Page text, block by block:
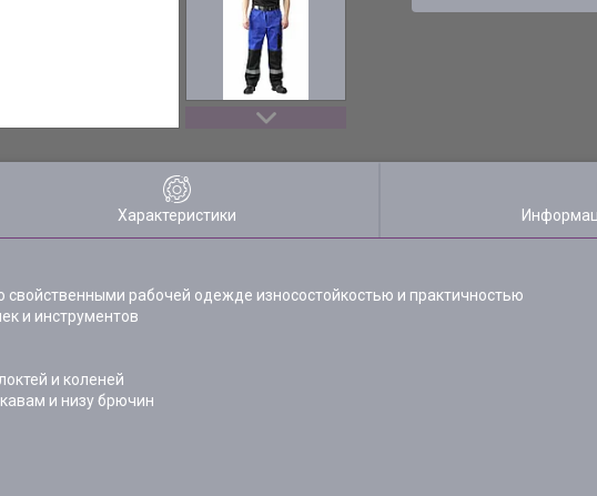
Характеристики
свойственными рабочей одежде износостойкостью и практичностью
и инструментов
и коленей
и низу брючин